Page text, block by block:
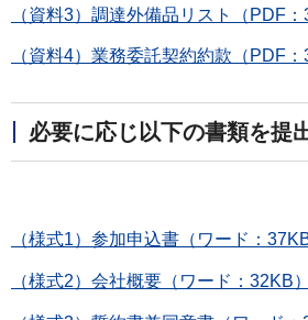
（資料3）調達外備品リスト（PDF：
（資料4）業務委託契約約款（PDF：
必要に応じ以下の書類を提
（様式1）参加申込書 （ワード：37KB
（様式2）会社概要（ワード：32KB）